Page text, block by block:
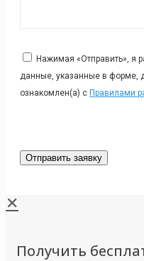
Нажимая «Отправить», я
данные, указанные в форме,
ознакомлен(а) с Правилами
✕
Получить